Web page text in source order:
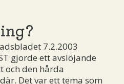
7.2.2003
gjorde ett avslöjande
den hårda
Det var ett tema som